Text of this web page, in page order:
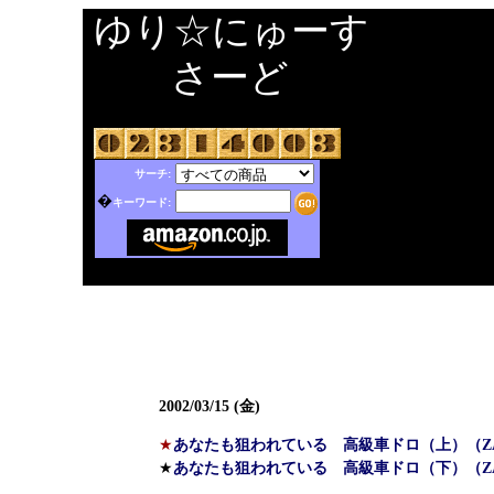
ゆり☆にゅーす
さーど
サーチ:
�キーワード:
2002/03/15 (金)
★あなたも狙われている 高級車ドロ（上）（
★あなたも狙われている 高級車ドロ（下）（